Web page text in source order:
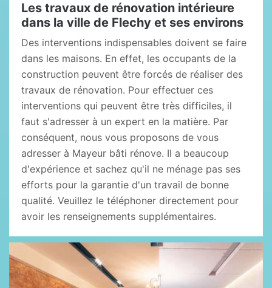
Les travaux de rénovation intérieure
dans la ville de Flechy et ses environs
Des interventions indispensables doivent se faire
dans les maisons. En effet, les occupants de la
construction peuvent être forcés de réaliser des
travaux de rénovation. Pour effectuer ces
interventions qui peuvent être très difficiles, il
faut s'adresser à un expert en la matière. Par
conséquent, nous vous proposons de vous
adresser à Mayeur bâti rénove. Il a beaucoup
d'expérience et sachez qu'il ne ménage pas ses
efforts pour la garantie d'un travail de bonne
qualité. Veuillez le téléphoner directement pour
avoir les renseignements supplémentaires.